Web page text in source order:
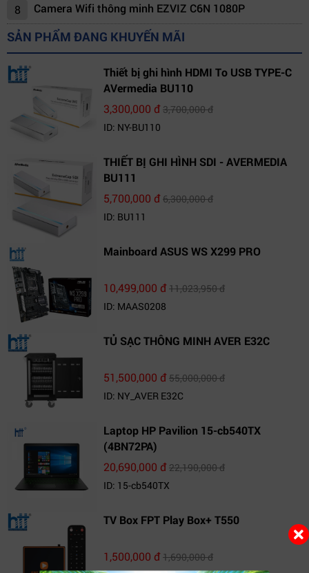
8
Camera Wifi thông minh EZVIZ C6N 1080P
SẢN PHẨM ĐANG KHUYẾN MÃI
Thiết bị ghi hình HDMI To USB TYPE-C
AVermedia BU110
3,300,000 đ3,700,000 đ
ID: NY-BU110
THIẾT BỊ GHI HÌNH SDI - AVERMEDIA
BU111
5,700,000 đ6,300,000 đ
ID: BU111
Mainboard ASUS WS X299 PRO
10,499,000 đ11,023,950 đ
ID: MAAS0208
TỦ SẠC THÔNG MINH AVER E32C
51,500,000 đ55,000,000 đ
ID: NY_AVER E32C
Laptop HP Pavilion 15-cb540TX
(4BN72PA)
20,690,000 đ22,190,000 đ
ID: 15-cb540TX
TV Box FPT Play Box+ T550
1,500,000 đ1,690,000 đ